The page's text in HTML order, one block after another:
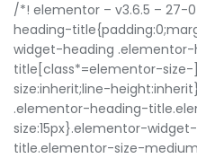
/*! elementor – v3.6.5 –
heading-
widget-heading
title[class*=elementor-
size:inherit;line-
.elementor-heading-
size:15px}.elementor-
title.elementor-size-